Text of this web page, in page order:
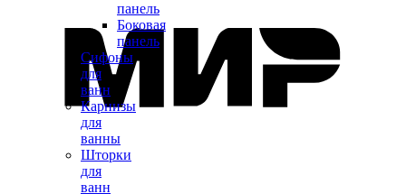
панель
Боковая
панель
Сифоны
для
ванн
Карнизы
для
ванны
Шторки
для
ванн